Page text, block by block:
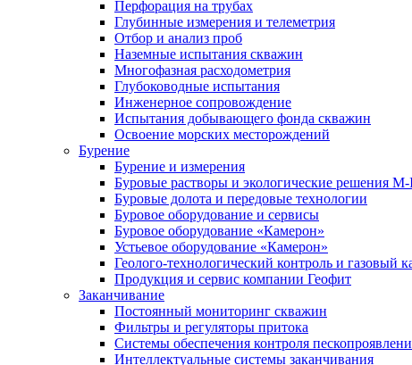
Перфорация на трубах
Глубинные измерения и телеметрия
Отбор и анализ проб
Наземные испытания скважин
Многофазная расходометрия
Глубоководные испытания
Инженерное сопровождение
Испытания добывающего фонда скважин
Освоение морских месторождений
Бурение
Бурение и измерения
Буровые растворы и экологические решения
Буровые долота и передовые технологии
Буровое оборудование и сервисы
Буровое оборудование «Камерон»
Устьевое оборудование «Камерон»
Геолого-технологический контроль и газовый
Продукция и сервис компании Геофит
Заканчивание
Постоянный мониторинг скважин
Фильтры и регуляторы притока
Cистемы обеспечения контроля
Интеллектуальные системы заканчивания